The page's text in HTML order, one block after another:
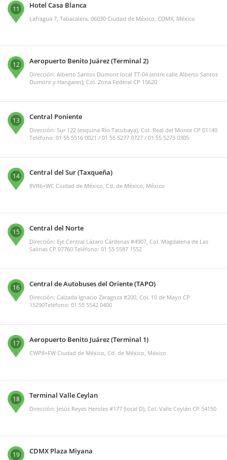
11 Hotel Casa Blanca
Lafragua 7, Tabacalera, 06030 Ciudad de México, CDMX, México
12 Aeropuerto Benito Juárez (Terminal 2)
Dirección: Alberto Santos Dumont local TT-04 (entre calle Alberto Santos
Dumont y Hangares), Col. Zona Federal CP 15620
13 Central Poniente
Dirección: Sur 122 (esquina Río Tacubaya), Col. Real del Monte CP 01140
Teléfono: 01 55 5516 0021 / 01 55 5277 0727 / 01 55 5273 0305
14 Central del Sur (Taxqueña)
8VR6+WC Ciudad de México, Cd. de México, México
15 Central del Norte
Dirección: Eje Central Lázaro Cárdenas #4907, Col. Magdalena de Las
Salinas CP 07760 Teléfono: 01 55 5587 1552
16 Central de Autobuses del Oriente (TAPO)
Dirección: Calzada Ignacio Zaragoza #200, Col. 10 de Mayo CP
15290Teléfono: 01 55 5542 0400
17 Aeropuerto Benito Juárez (Terminal 1)
CWP8+FW Ciudad de México, Cd. de México, México
18 Terminal Valle Ceylan
Dirección: Jesús Reyes Heroles #177 (local D), Col. Valle Ceylán CP 54150
19 CDMX Plaza Miyana